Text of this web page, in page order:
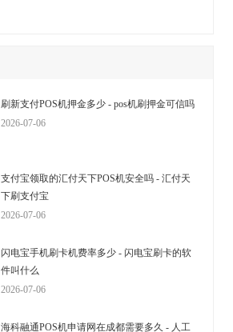
刷新支付POS机押金多少 - pos机刷押金可信吗
2026-07-06
支付宝领取的汇付天下POS机安全吗 - 汇付天
下刷支付宝
2026-07-06
闪电宝手机刷卡机费率多少 - 闪电宝刷卡的软
件叫什么
2026-07-06
海科融通POS机申请网在成都需要多久 - 人工